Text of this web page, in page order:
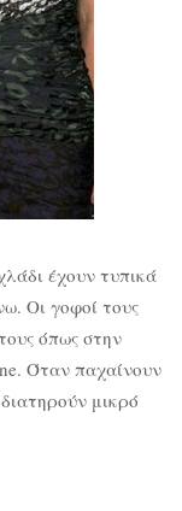
έχουν τυπικά
Οι γοφοί τους
όπως στην
Όταν παχαίνουν
μικρό